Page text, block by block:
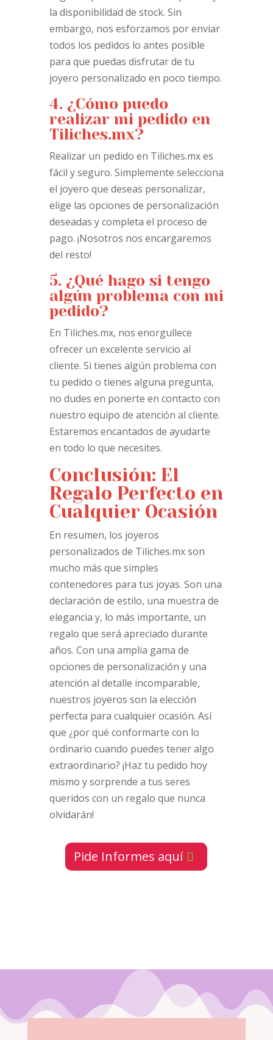
la disponibilidad de stock. Sin
embargo, nos esforzamos por enviar
todos los pedidos lo antes posible
para que puedas disfrutar de tu
joyero personalizado en poco tiempo.
4. ¿Cómo puedo
realizar mi pedido en
Tiliches.mx?
Realizar un pedido en Tiliches.mx es
fácil y seguro. Simplemente selecciona
el joyero que deseas personalizar,
elige las opciones de personalización
deseadas y completa el proceso de
pago. ¡Nosotros nos encargaremos
del resto!
5. ¿Qué hago si tengo
algún problema con mi
pedido?
En Tiliches.mx, nos enorgullece
ofrecer un excelente servicio al
cliente. Si tienes algún problema con
tu pedido o tienes alguna pregunta,
no dudes en ponerte en contacto con
nuestro equipo de atención al cliente.
Estaremos encantados de ayudarte
en todo lo que necesites.
Conclusión: El
Regalo Perfecto en
Cualquier Ocasión
En resumen, los joyeros
personalizados de Tiliches.mx son
mucho más que simples
contenedores para tus joyas. Son una
declaración de estilo, una muestra de
elegancia y, lo más importante, un
regalo que será apreciado durante
años. Con una amplia gama de
opciones de personalización y una
atención al detalle incomparable,
nuestros joyeros son la elección
perfecta para cualquier ocasión. Así
que ¿por qué conformarte con lo
ordinario cuando puedes tener algo
extraordinario? ¡Haz tu pedido hoy
mismo y sorprende a tus seres
queridos con un regalo que nunca
olvidarán!
Pide Informes aquí